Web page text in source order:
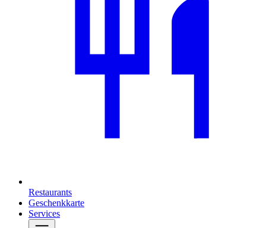
Restaurants
Geschenkkarte
Services